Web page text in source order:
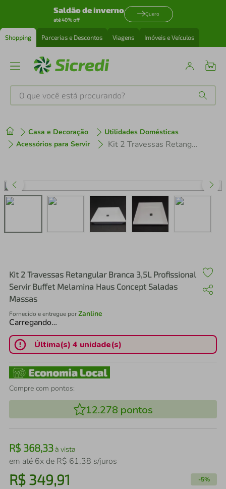
Saldão de inverno
até 40% off
Quero
Shopping Parcerias e Descontos Viagens Imóveis e Veículos
O que você está procurando?
Casa e Decoração
Utilidades Domésticas
Acessórios para Servir
Kit 2 Travessas Retangular Branca 3,5L Profissional Servir Buffet Melamina Haus Concept Saladas Massas
Kit 2 Travessas Retangular Branca 3,5L Profissional
Servir Buffet Melamina Haus Concept Saladas
Massas
Fornecido e entregue porZanline
Carregando…
Última(s) 4 unidade(s)
Compre com pontos:
12.278 pontos
R$ 368,33à vista
em até 6x de R$ 61,38 s/juros
R$ 349,91 -5%
1º tenis
3º perfume